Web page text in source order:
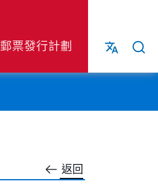
郵票發行計劃
返回